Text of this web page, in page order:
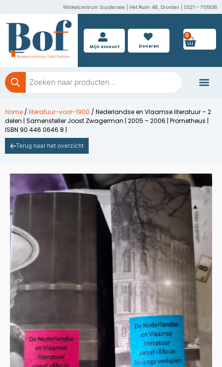
inhoud
Winkelcentrum Suydersee | Het Ruim 48, Dronten | 0321 – 701936
Mijn account Doneren
0
Producten
zoeken
Home / literatuur-voor-1900 / Nederlandse en Vlaamse literatuur – 2
delen | Samensteller Joost Zwagerman | 2005 – 2006 | Prometheus |
ISBN 90 446 0646 8 |
Terug naar het overzicht